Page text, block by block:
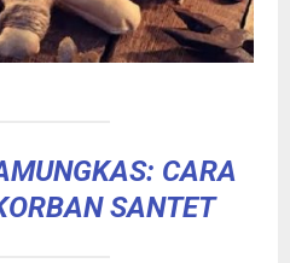
CARA
SANTET